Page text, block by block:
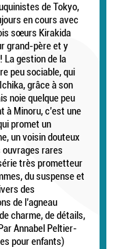
de Tokyo,
en cours avec
sœurs Kirakida
grand-père et y
La gestion de la
peu sociable, qui
grâce à son
noie quelque peu
à Minoru, c’est une
promet un
un voisin douteux
rares
très prometteur
du suspense et
des
de l’agneau
charme, de détails,
Annabel Peltier-
pour enfants)